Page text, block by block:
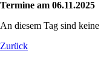
Termine am 06.11.2025
An diesem Tag sind
Zurück